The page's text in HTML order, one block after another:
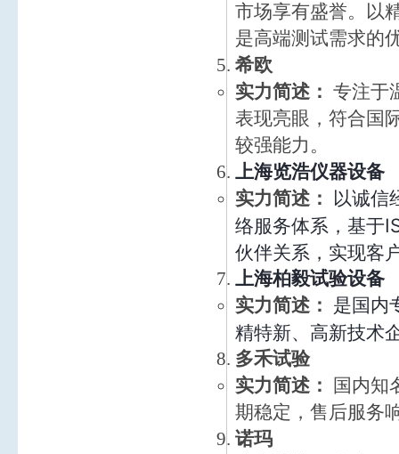
市场享有盛誉。以
是高端测试需求的
希欧
实力简述： 专注于
表现亮眼，符合国
较强能力。
上海览浩仪器设备
实力简述： 以诚信
络服务体系，基于
伙伴关系，实现客
上海柏毅试验设备
实力简述： 是国内
精特新、高新技术
多禾试验
实力简述：
国内知
期稳定，售后服务
诺玛